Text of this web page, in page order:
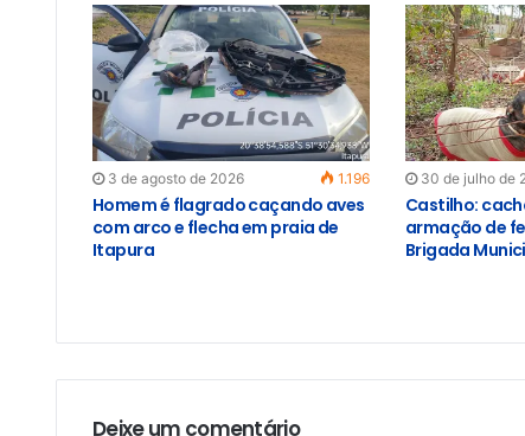
3 de agosto de 2026 1.196
Homem é flagrado caçando aves
com arco e flecha em praia de
Itapura
30 de julho de
Castilho:
armação de
Brigada
Deixe um comentário